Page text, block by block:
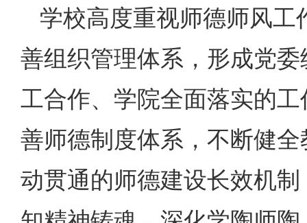
学校高度重视师德师风
善组织管理体系，形成党
工合作、学院全面落实的
善师德制度体系，不断健
动贯通的师德建设长效机